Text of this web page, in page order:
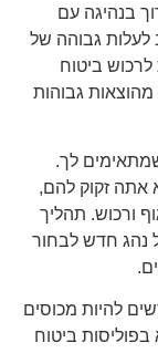
בנהיגה עם
לעלות גבוהה של
ביטוח
גבוהות
לך.
אתה זקוק להם,
ורכוש. תהליך
נהג חדש לבחור
להיות מכוסים
ביטוח